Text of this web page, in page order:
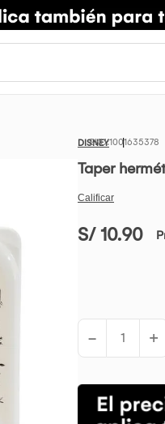
DISNEY1001635378
Taper
S/ 10.90
- +